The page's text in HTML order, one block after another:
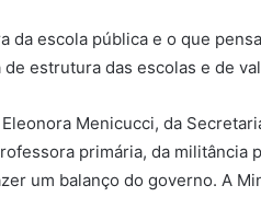
escola pública e o que
estrutura das escolas e de
Menicucci, da
primária, da militância
um balanço do governo. A